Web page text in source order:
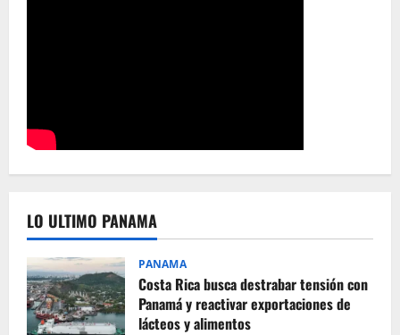
LO ULTIMO PANAMA
PANAMA
Costa Rica busca destrabar tensión con
Panamá y reactivar exportaciones de
lácteos y alimentos